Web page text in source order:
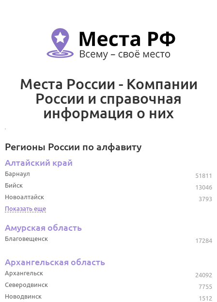
Места России - Компании
России и справочная
информация о них
Регионы России по алфавиту
Алтайский край
51811
Барнаул
13046
Бийск
3793
Новоалтайск
Показать еще
Амурская область
17284
Благовещенск
Архангельская область
24092
Архангельск
7755
Северодвинск
1512
Новодвинск